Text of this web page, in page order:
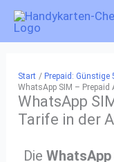
Zum
Inhalt
Start
Prepaid: Günstige
WhatsApp SIM – Prepaid
WhatsApp
Tarife in der
DieWhatsApp